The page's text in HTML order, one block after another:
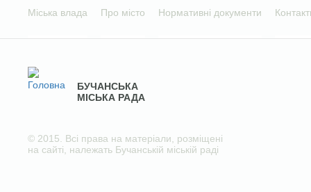
Міська влада Про місто Нормативні документи
БУЧАНСЬКА
МІСЬКА РАДА
© 2015. Всі права на матеріали, розміщені
на сайті, належать Бучанській міській раді